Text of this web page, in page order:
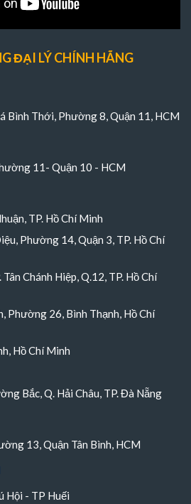
ĐẠI LÝ CHÍNH HÃNG
Bình Thới, Phường 8, Quận 11, HCM
11- Quận 10 - HCM
TP. Hồ Chí Minh
Phường 14, Quận 3, TP. Hồ Chí
Chánh Hiệp, Q.12, TP. Hồ Chí
Phường 26, Bình Thạnh, Hồ Chí
Hồ Chí Minh
Bắc, Q. Hải Châu, TP. Đà Nẵng
13, Quận Tân Bình, HCM
Hội - TP Huếi